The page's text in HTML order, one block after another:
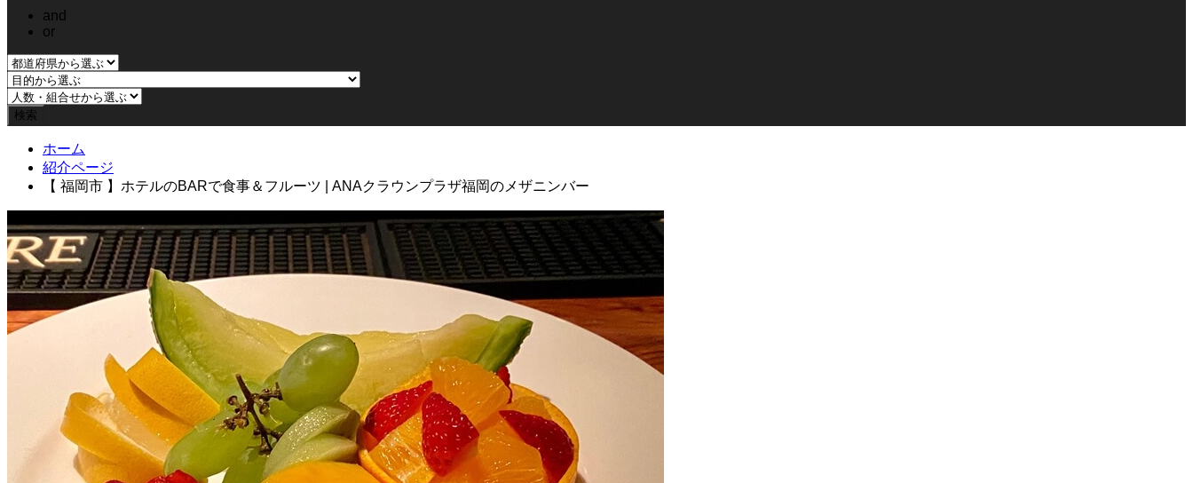
and
or
ホーム
紹介ページ
【 福岡市 】ホテルのBARで食事＆フルーツ | ANAクラウンプラザ福岡のメザニンバー